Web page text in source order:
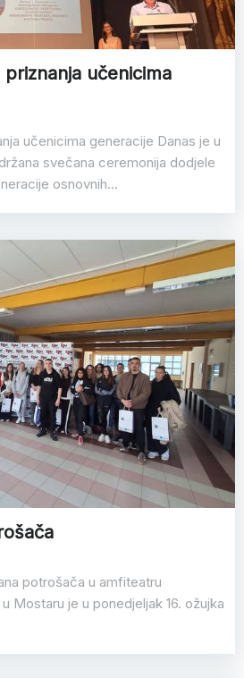
učenicima
učenicima generacije Danas je u
svečana ceremonija dodjele
osnovnih…
potrošača u amfiteatru
Mostaru je u ponedjeljak 16. ožujka